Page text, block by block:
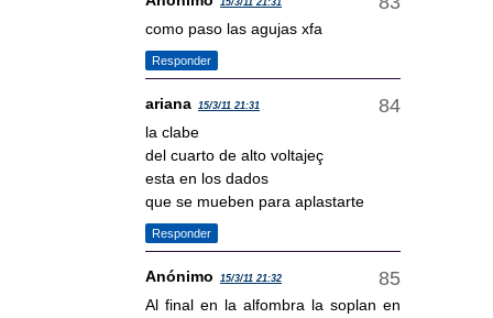
15/3/11 21:31
como paso las agujas xfa
Responder
ariana 15/3/11 21:31
la clabe
del cuarto de alto voltajeç
esta en los dados
que se mueben para aplastarte
Responder
Anónimo 15/3/11 21:32
Al final en la alfombra la soplan en